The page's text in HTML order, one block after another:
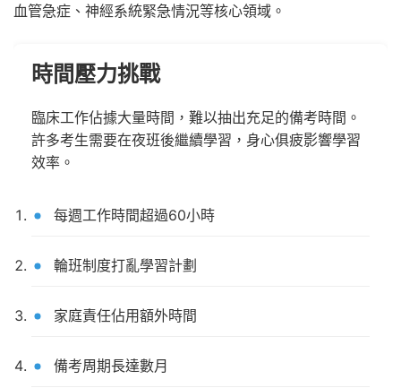
血管急症、神經系統緊急情況等核心領域。
時間壓力挑戰
臨床工作佔據大量時間，難以抽出充足的備考時間。
許多考生需要在夜班後繼續學習，身心俱疲影響學習
效率。
每週工作時間超過60小時
輪班制度打亂學習計劃
家庭責任佔用額外時間
備考周期長達數月